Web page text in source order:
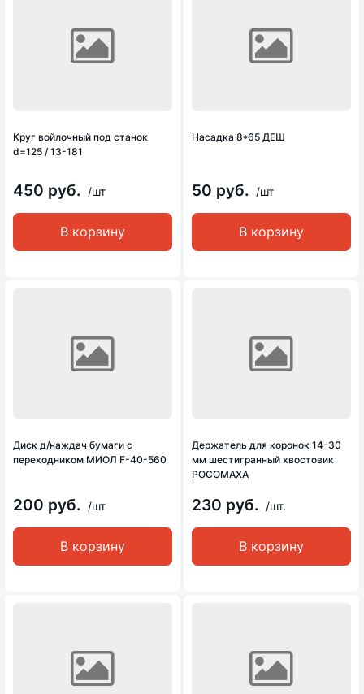
Круг войлочный под станок
d=125 / 13-181
450 руб. /шт
В корзину
Насадка 8*65 ДЕШ
50 руб. /шт
В корзину
Диск д/наждач бумаги с
переходником МИОЛ F-40-560
200 руб. /шт
В корзину
Держатель для коронок 14-30
мм шестигранный хвостовик
РОСОМАХА
230 руб. /шт.
В корзину